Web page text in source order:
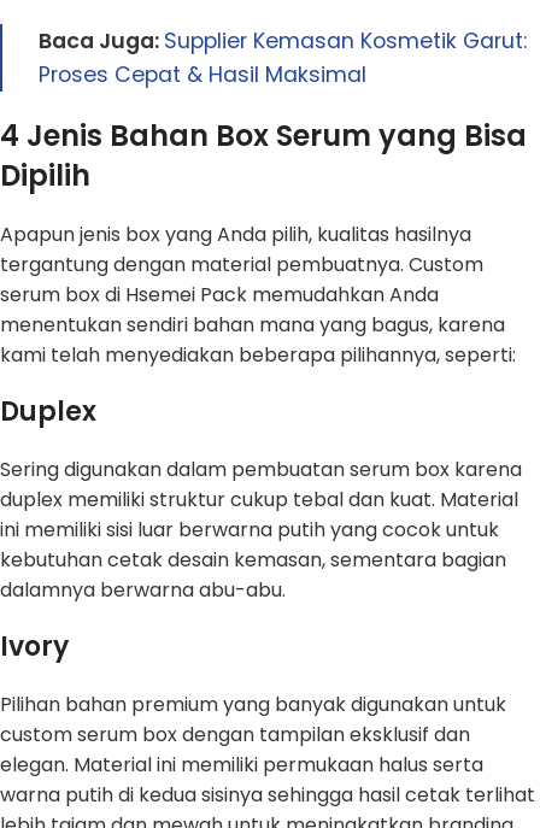
Baca Juga: Supplier Kemasan Kosmetik Garut:
Proses Cepat & Hasil Maksimal
4 Jenis Bahan Box Serum yang Bisa
Dipilih
Apapun jenis box yang Anda pilih, kualitas hasilnya
tergantung dengan material pembuatnya. Custom
serum box di Hsemei Pack memudahkan Anda
menentukan sendiri bahan mana yang bagus, karena
kami telah menyediakan beberapa pilihannya, seperti:
Duplex
Sering digunakan dalam pembuatan serum box karena
duplex memiliki struktur cukup tebal dan kuat. Material
ini memiliki sisi luar berwarna putih yang cocok untuk
kebutuhan cetak desain kemasan, sementara bagian
dalamnya berwarna abu-abu.
Ivory
Pilihan bahan premium yang banyak digunakan untuk
custom serum box dengan tampilan eksklusif dan
elegan. Material ini memiliki permukaan halus serta
warna putih di kedua sisinya sehingga hasil cetak terlihat